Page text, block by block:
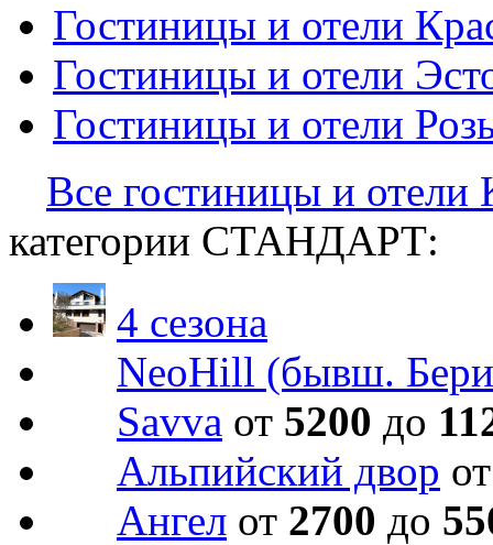
Гостиницы и отели
Гостиницы и отели
Гостиницы и отели
Все гостиницы и
категории СТАНДАРТ:
4 сезона
NeoHill (бывш.
Savva от 5200 до
Альпийский двор
Ангел от 2700 до